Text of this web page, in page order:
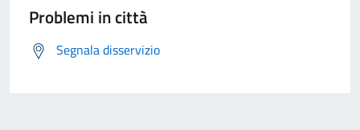
Problemi in città
Segnala disservizio